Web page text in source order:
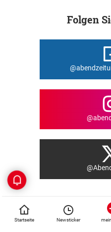
Startseite Newsticker
Folgen
Die schnellsten